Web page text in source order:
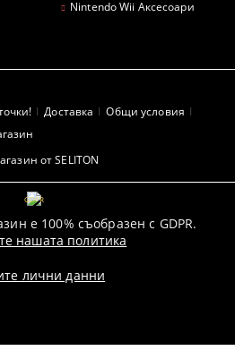
Nintendo Wii Аксесоари
от SELITON
Доставка
Общи условия
GDPR
е 100% съобразен с GDPR.
нашата политика
лични данни